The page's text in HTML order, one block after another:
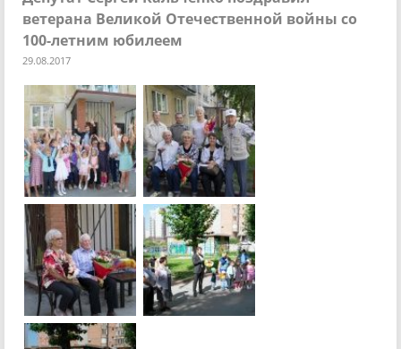
ветерана Великой Отечественной войны со
100-летним юбилеем
29.08.2017